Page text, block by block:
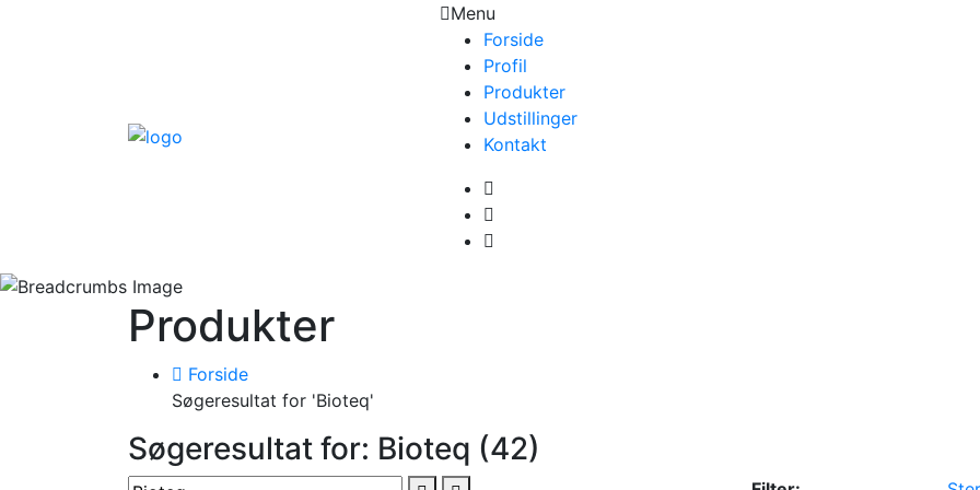
Menu
Forside
Profil
Produkter
Udstillinger
Kontakt
Produkter
Forside
Søgeresultat for 'Bioteq'
Søgeresultat for: Bioteq (42)